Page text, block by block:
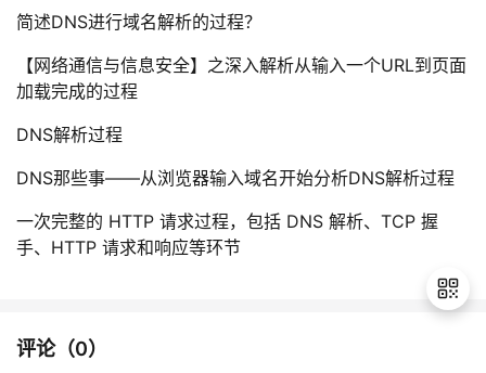
简述DNS进行域名解析的过程？
【网络通信与信息安全】之深入解析从输入一个URL到页面
加载完成的过程
DNS解析过程
DNS那些事——从浏览器输入域名开始分析DNS解析过程
一次完整的 HTTP 请求过程，包括 DNS 解析、TCP 握
手、HTTP 请求和响应等环节
评论（0）